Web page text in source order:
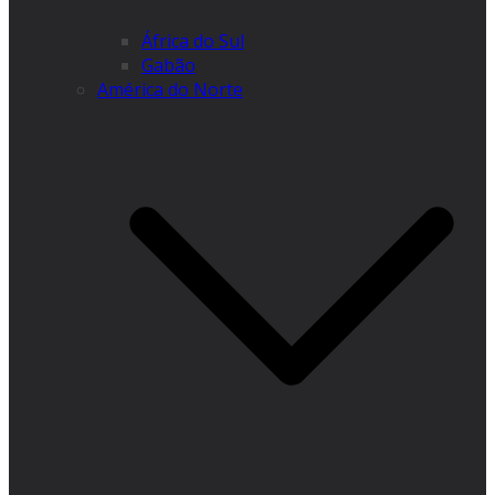
África do Sul
Gabão
América do Norte